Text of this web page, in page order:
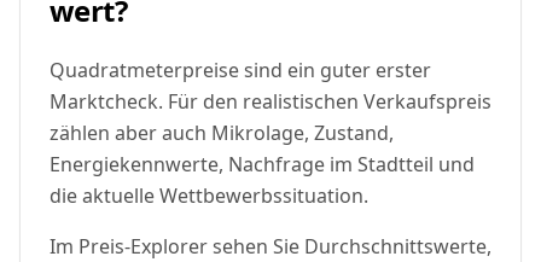
wert?
Quadratmeterpreise sind ein guter erster
Marktcheck. Für den realistischen Verkaufspreis
zählen aber auch Mikrolage, Zustand,
Energiekennwerte, Nachfrage im Stadtteil und
die aktuelle Wettbewerbssituation.
Im Preis-Explorer sehen Sie Durchschnittswerte,